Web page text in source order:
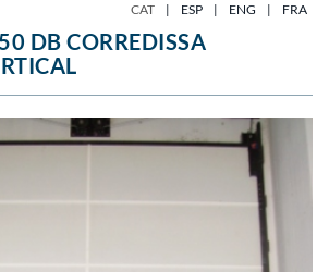
CAT | ESP | ENG | FRA
DB CORREDISSA